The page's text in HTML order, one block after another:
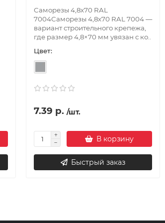
Саморезы 4,8х70 RAL
7004Саморезы 4,8х70 RAL 7004 —
вариант строительного крепежа,
где размер 4,8×70 мм увязан с ко..
Цвет:
7.39 р. /шт.
В корзину
Быстрый заказ